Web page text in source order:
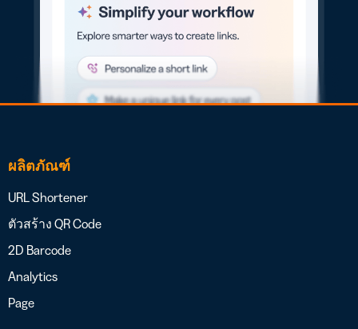
ผลิตภัณฑ์
URL Shortener
ตัวสร้าง QR Code
2D Barcode
Analytics
Page